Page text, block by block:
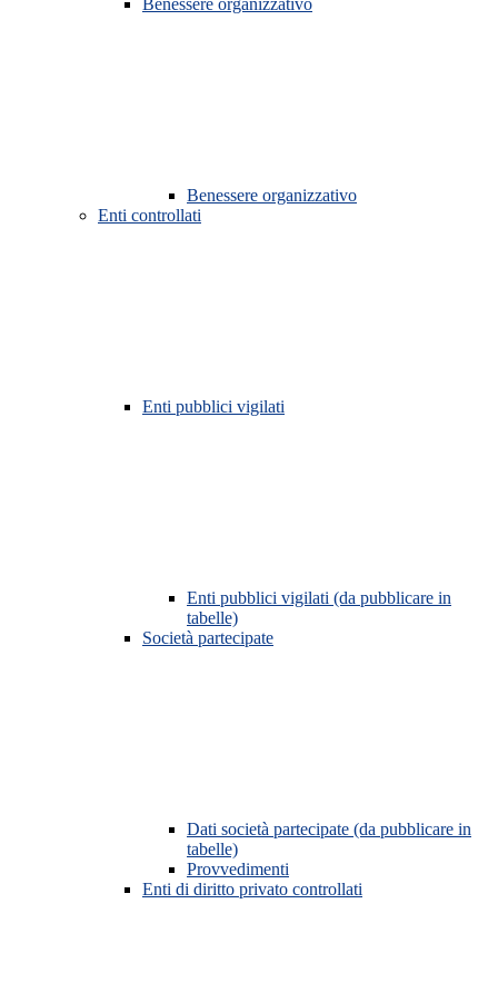
Benessere organizzativo
Benessere organizzativo
Enti controllati
Enti pubblici vigilati
Enti pubblici vigilati (da pubblicare in
tabelle)
Società partecipate
Dati società partecipate (da pubblicare in
tabelle)
Provvedimenti
Enti di diritto privato controllati